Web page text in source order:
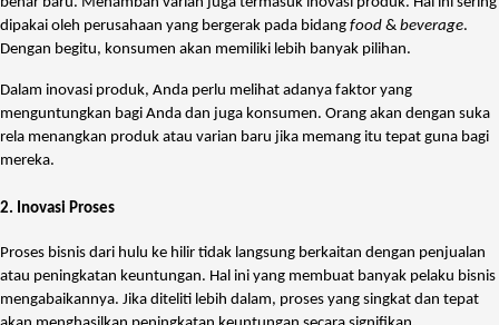
dipakai oleh perusahaan yang bergerak pada bidang food & beverage.
Dengan begitu, konsumen akan memiliki lebih banyak pilihan.
Dalam inovasi produk, Anda perlu melihat adanya faktor yang
menguntungkan bagi Anda dan juga konsumen. Orang akan dengan suka
rela menangkan produk atau varian baru jika memang itu tepat guna bagi
mereka.
2. Inovasi Proses
Proses bisnis dari hulu ke hilir tidak langsung berkaitan dengan penjualan
atau peningkatan keuntungan. Hal ini yang membuat banyak pelaku bisnis
mengabaikannya. Jika diteliti lebih dalam, proses yang singkat dan tepat